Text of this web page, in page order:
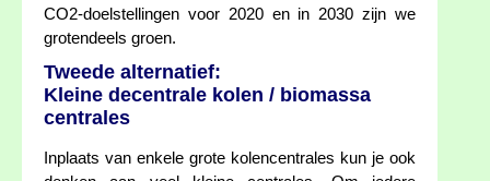
CO2-doelstellingen voor 2020 en in 2030 zijn we
grotendeels groen.
Tweede alternatief:
Kleine decentrale kolen / biomassa
centrales
Inplaats van enkele grote kolencentrales kun je ook